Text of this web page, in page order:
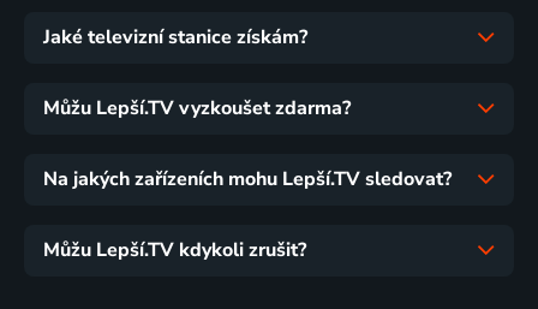
Jaké televizní stanice získám?
Můžu Lepší.TV vyzkoušet zdarma?
Na jakých zařízeních mohu Lepší.TV sledovat?
Můžu Lepší.TV kdykoli zrušit?